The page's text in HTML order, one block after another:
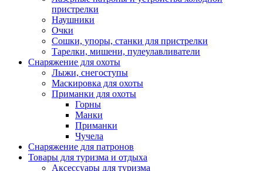
пристрелки
Наушники
Очки
Сошки, упоры, станки для пристрелки
Тарелки, мишени, пулеулавливатели
Снаряжение для охоты
Лыжи, снегоступы
Маскировка для охоты
Приманки для охоты
Горны
Манки
Приманки
Чучела
Снаряжение для патронов
Товары для туризма и отдыха
Аксессуары для туризма